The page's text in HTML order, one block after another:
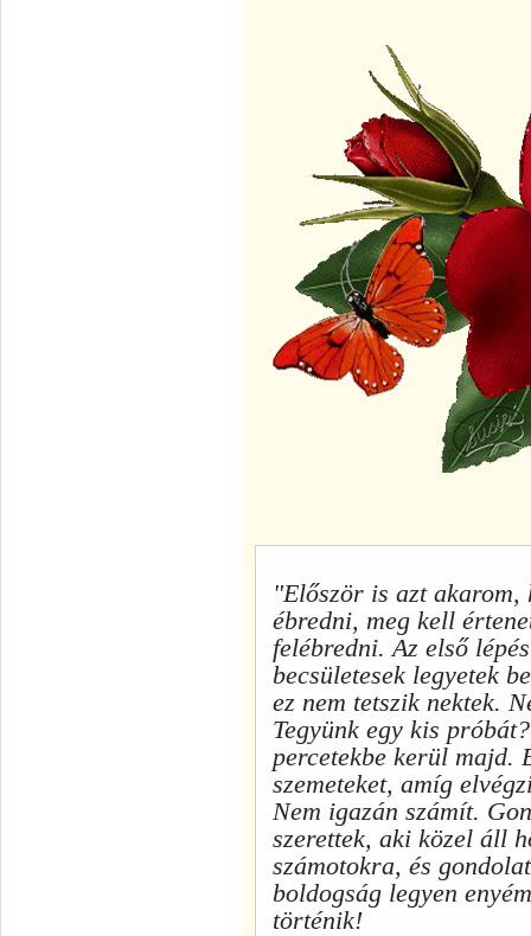
"Először is azt
ébredni, meg kell
felébredni. Az első
becsületesek legyetek
ez nem tetszik nektek.
Tegyünk egy kis
percetekbe kerül majd.
szemeteket, amíg
Nem igazán számít.
szerettek, aki közel áll
számotokra, és
boldogság legyen
történik!